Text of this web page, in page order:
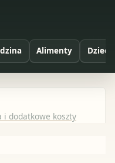
Alimenty Dzieci
i dodatkowe koszty